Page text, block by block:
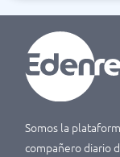
Somos la
compañero diario